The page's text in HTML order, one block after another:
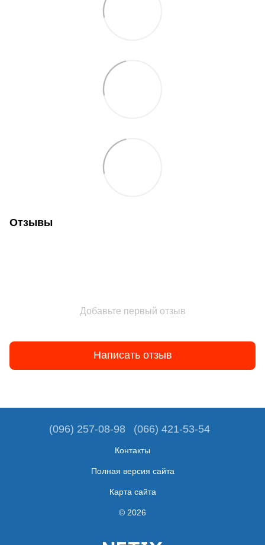
Отзывы
Добавьте первый отзыв
Написать отзыв
(096) 257-08-98 (066) 421-53-54
Контакты
Полная версия сайта
Карта сайта
© 2026